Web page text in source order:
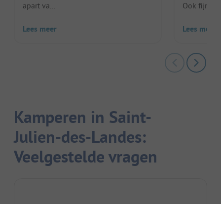
apart va...
Lees meer
Ook fijn:
Lees meer
Kamperen in Saint-
Julien-des-Landes:
Veelgestelde vragen